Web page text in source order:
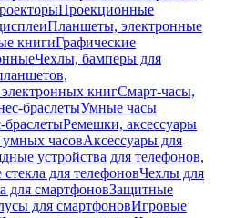
Проекционные
Планшеты, электронные
книгиГрафические
Чехлы, бамперы для
книгСмарт-часы,
браслетыУмные часы
Ремешки, аксессуары
часовАксессуары для
устройства для телефонов,
для телефоновЧехлы для
для смартфоновЗащитные
для смартфоновИгровые